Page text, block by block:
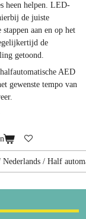
heen helpen. LED-
de juiste
aan en op het
de
getoond.
AED
gewenste tempo van